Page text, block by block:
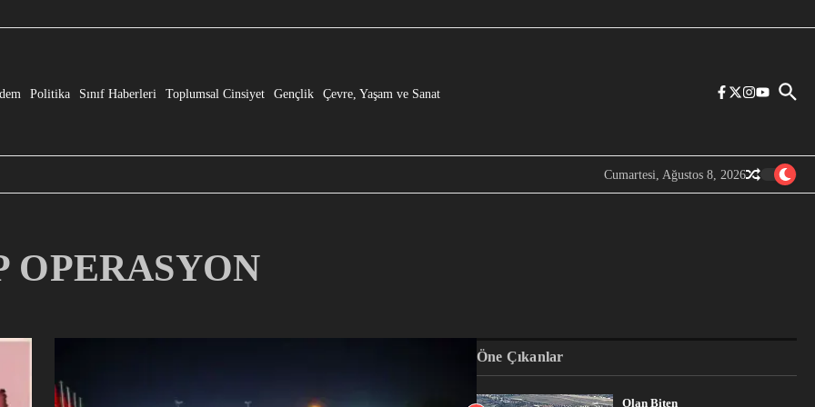
Politika Sınıf Haberleri Toplumsal Cinsiyet Gençlik Çevre, Yaşam ve Sanat
Cumartesi, Ağustos 8, 2026
OPERASYON
Öne Çıkanlar
Olan Biten